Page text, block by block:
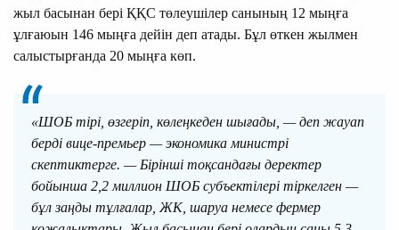
жыл басынан бері ҚҚС төлеушілер санының 12 мыңға
ұлғаюын 146 мыңға дейін деп атады. Бұл өткен жылмен
салыстырғанда 20 мыңға көп.
«ШОБ тірі, өзгеріп, көлеңкеден шығады, — деп жауап
берді вице-премьер — экономика министрі
скептиктерге. — Бірінші тоқсандағы деректер
бойынша 2,2 миллион ШОБ субъектілері тіркелген —
бұл заңды тұлғалар, ЖК, шаруа немесе фермер